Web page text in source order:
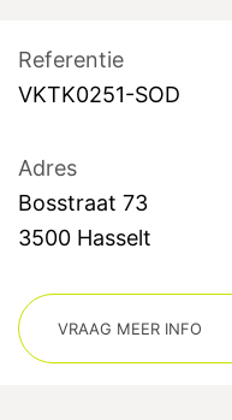
Referentie
VKTK0251-SOD
Adres
Bosstraat 73
3500 Hasselt
VRAAG MEER INFO